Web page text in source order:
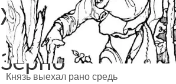
Жемчужное
Зерно
Князь выехал рано средь